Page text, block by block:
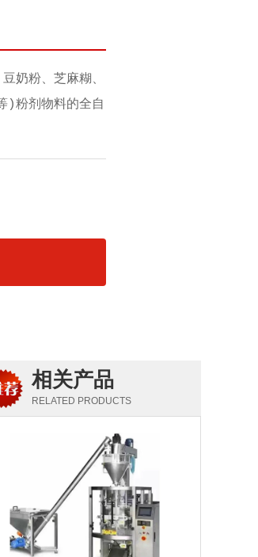
奶粉、芝麻糊、
)粉剂物料的全自
相关产品
RELATED PRODUCTS